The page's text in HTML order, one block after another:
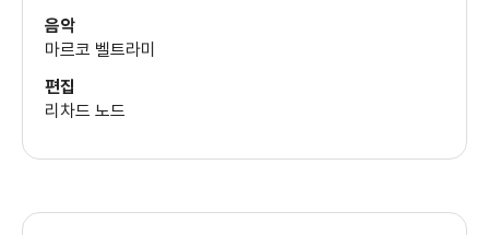
음악
마르코 벨트라미
편집
리차드 노드